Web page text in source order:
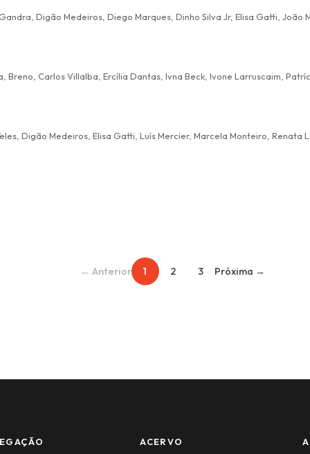
Digão Medeiros, Elisa Gatti, Luís Mercier, Marcela Monteiro, Renata
← Anterior 1 2 3 Próxima →
ACERVO